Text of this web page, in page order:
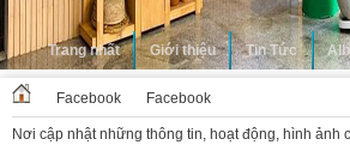
Trang nhất Giới thiệu Tin Tức
Facebook Facebook
Nơi cập nhật những thông tin, hoạt động, hình ảnh